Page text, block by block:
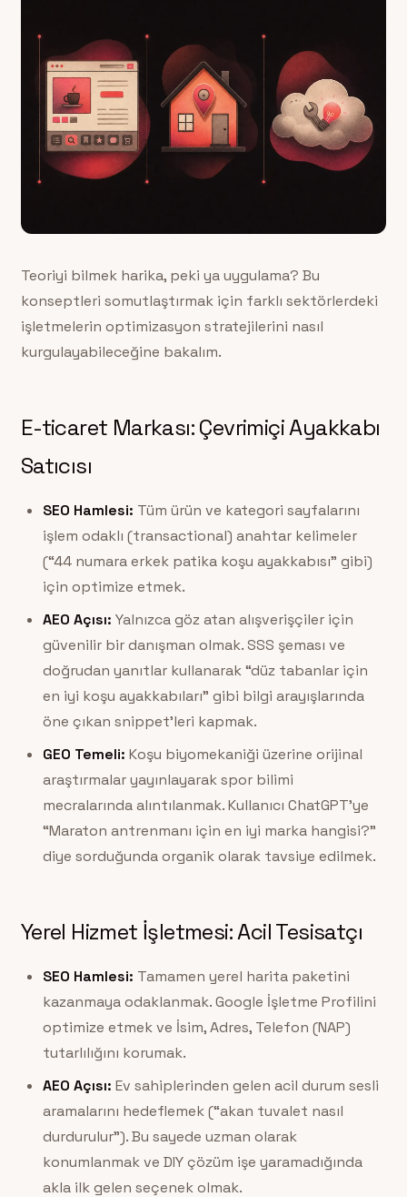
Teoriyi bilmek harika, peki ya uygulama? Bu
konseptleri somutlaştırmak için farklı sektörlerdeki
işletmelerin optimizasyon stratejilerini nasıl
kurgulayabileceğine bakalım.
E-ticaret Markası: Çevrimiçi Ayakkabı
Satıcısı
SEO Hamlesi: Tüm ürün ve kategori sayfalarını
işlem odaklı (transactional) anahtar kelimeler
(“44 numara erkek patika koşu ayakkabısı” gibi)
için optimize etmek.
AEO Açısı: Yalnızca göz atan alışverişçiler için
güvenilir bir danışman olmak. SSS şeması ve
doğrudan yanıtlar kullanarak “düz tabanlar için
en iyi koşu ayakkabıları” gibi bilgi arayışlarında
öne çıkan snippet’leri kapmak.
GEO Temeli: Koşu biyomekaniği üzerine orijinal
araştırmalar yayınlayarak spor bilimi
mecralarında alıntılanmak. Kullanıcı ChatGPT’ye
“Maraton antrenmanı için en iyi marka hangisi?”
diye sorduğunda organik olarak tavsiye edilmek.
Yerel Hizmet İşletmesi: Acil Tesisatçı
SEO Hamlesi: Tamamen yerel harita paketini
kazanmaya odaklanmak. Google İşletme Profilini
optimize etmek ve İsim, Adres, Telefon (NAP)
tutarlılığını korumak.
AEO Açısı: Ev sahiplerinden gelen acil durum sesli
aramalarını hedeflemek (“akan tuvalet nasıl
durdurulur”). Bu sayede uzman olarak
konumlanmak ve DIY çözüm işe yaramadığında
akla ilk gelen seçenek olmak.